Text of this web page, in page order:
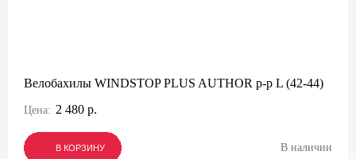
Велобахилы WINDSTOP PLUS AUTHOR р-р L (42-44)
Цена: 2 480 р.
В КОРЗИНУ
В КОРЗИНУ
В КОРЗИНУ В наличии